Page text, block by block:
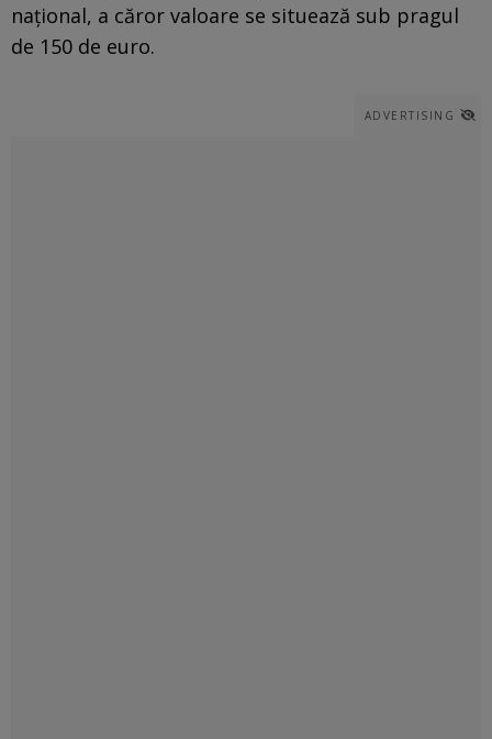
național, a căror valoare se situează sub pragul
de 150 de euro.
ADVERTISING